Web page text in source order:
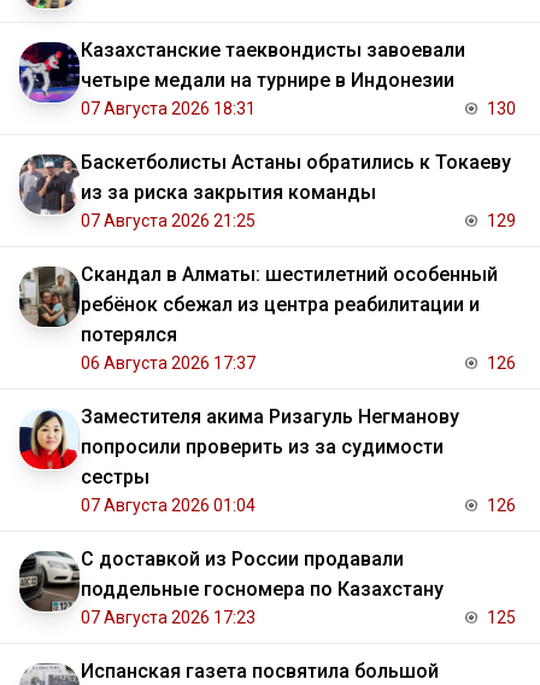
Казахстанские таеквондисты завоевали
четыре медали на турнире в Индонезии
07 Августа 2026 18:31 130
Баскетболисты Астаны обратились к Токаеву
из за риска закрытия команды
07 Августа 2026 21:25 129
Скандал в Алматы: шестилетний особенный
ребёнок сбежал из центра реабилитации и
потерялся
06 Августа 2026 17:37 126
Заместителя акима Ризагуль Негманову
попросили проверить из за судимости
сестры
07 Августа 2026 01:04 126
С доставкой из России продавали
поддельные госномера по Казахстану
07 Августа 2026 17:23 125
Испанская газета посвятила большой